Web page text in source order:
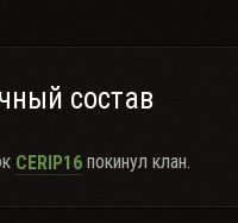
состав
CERIP16 покинул клан.